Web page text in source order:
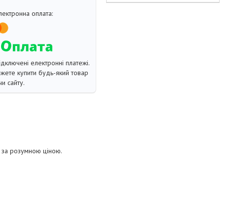
електронні платежі.
купити будь-який товар
сайту.
за розумною ціною.